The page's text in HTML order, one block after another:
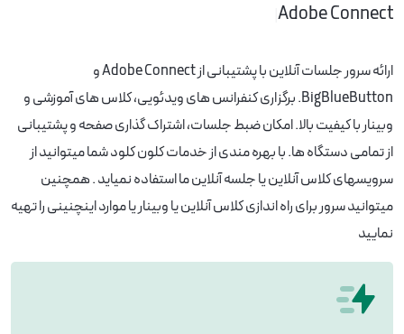
Adobe Connect
ارائه سرور جلسات آنلاین با پشتیبانی از Adobe Connect و
BigBlueButton. برگزاری کنفرانس های ویدئویی، کلاس های آموزشی و
وبینار با کیفیت بالا. امکان ضبط جلسات، اشتراک گذاری صفحه و پشتیبانی
از تمامی دستگاه ها. با بهره مندی از خدمات کلون کلود شما میتوانید از
سرویسهای کلاس آنلاین یا جلسه آنلاین ما استفاده نمیاید . همچنین
میتوانید سرور برای راه اندازی کلاس آنلاین یا وبینار یا موارد اینچنینی را تهیه
نمایید